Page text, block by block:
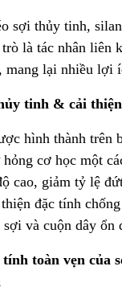
sợi thủy tinh,
là tác nhân liên
mang lại nhiều lợi
tinh & cải
hình thành trên
cơ học một
cao, giảm tỷ lệ
đặc tính
sợi và cuộn dây ổn
toàn vẹn của